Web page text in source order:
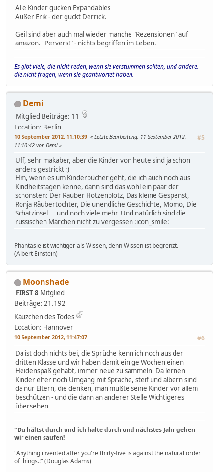
Alle Kinder gucken Expandables
Außer Erik - der guckt Derrick.
Geil sind aber auch mal wieder manche "Rezensionen" auf
amazon. "Pervers!" - nichts begriffen im Leben.
Es gibt viele, die nicht reden, wenn sie verstummen sollten, und andere,
die nicht fragen, wenn sie geantwortet haben.
Demi
Mitglied Beiträge: 11
Location: Berlin
10 September 2012, 11:10:39 #5
Letzte Bearbeitung: 11 September 2012,
11:10:42 von Demi
Uff, sehr makaber, aber die Kinder von heute sind ja schon
anders gestrickt ;)
Hm, wenn es um Kinderbücher geht, die ich auch noch aus
Kindheitstagen kenne, dann sind das wohl ein paar der
schönsten: Der Räuber Hotzenplotz, Das kleine Gespenst,
Ronja Räubertochter, Die unendliche Geschichte, Momo, Die
Schatzinsel ... und noch viele mehr. Und natürlich sind die
russischen Märchen nicht zu vergessen :icon_smile:
Phantasie ist wichtiger als Wissen, denn Wissen ist begrenzt.
(Albert Einstein)
Moonshade
FIRST 8 Mitglied
Beiträge: 21.192
Käuzchen des Todes
Location: Hannover
10 September 2012, 11:47:07 #6
Da ist doch nichts bei, die Sprüche kenn ich noch aus der
dritten Klasse und wir haben damit einige Wochen einen
Heidenspaß gehabt, immer neue zu sammeln. Da lernen
Kinder eher noch Umgang mit Sprache, steif und albern sind
da nur Eltern, die denken, man müßte seine Kinder vor allem
beschützen - und die dann an anderer Stelle Wichtigeres
übersehen.
"Du hältst durch und ich halte durch und nächstes Jahr gehen
wir einen saufen!
"Anything invented after you're thirty-five is against the natural order
of things.!" (Douglas Adams)